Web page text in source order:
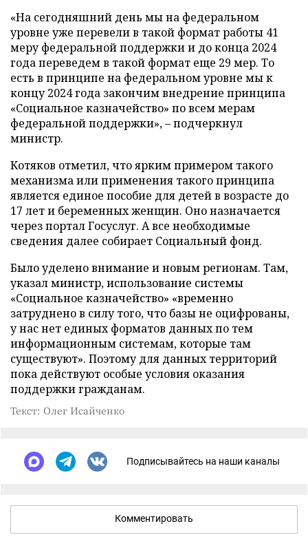
«На сегодняшний день мы на федеральном
уровне уже перевели в такой формат работы 41
меру федеральной поддержки и до конца 2024
года переведем в такой формат еще 29 мер. То
есть в принципе на федеральном уровне мы к
концу 2024 года закончим внедрение принципа
«Социальное казначейство» по всем мерам
федеральной поддержки», – подчеркнул
министр.
Котяков отметил, что ярким примером такого
механизма или применения такого принципа
является единое пособие для детей в возрасте до
17 лет и беременных женщин. Оно назначается
через портал Госуслуг. А все необходимые
сведения далее собирает Социальный фонд.
Было уделено внимание и новым регионам. Там,
указал министр, использование системы
«Социальное казначейство» «временно
затруднено в силу того, что базы не оцифрованы,
у нас нет единых форматов данных по тем
информационным системам, которые там
существуют». Поэтому для данных территорий
пока действуют особые условия оказания
поддержки гражданам.
Текст: Олег Исайченко
Подписывайтесь на наши каналы
Комментировать